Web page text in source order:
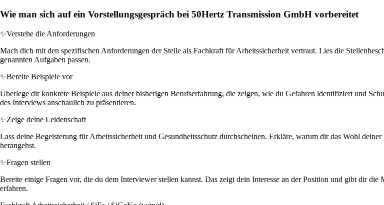
Wie man sich auf ein Vorstellungsgespräch bei 50Hertz Transmission GmbH vorbereitet
✨Verstehe die Anforderungen
Mach dich mit den spezifischen Anforderungen der Stelle als Fachkraft für Arbeitssicherheit vertraut. Lies die
genannten Aufgaben passen.
✨Bereite Beispiele vor
Überlege dir konkrete Beispiele aus deiner bisherigen Berufserfahrung, die zeigen, wie du Gefahren identifiziert und
des Interviews anschaulich zu präsentieren.
✨Zeige deine Leidenschaft
Lass deine Begeisterung für Arbeitssicherheit und Gesundheitsschutz durchscheinen. Erkläre, warum dir das Wohl
herangehst.
✨Fragen stellen
Bereite einige Fragen vor, die du dem Interviewer stellen kannst. Das zeigt dein Interesse an der Position und gibt dir
erfahren.